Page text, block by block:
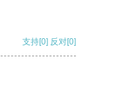
支持[0] 反对[0]